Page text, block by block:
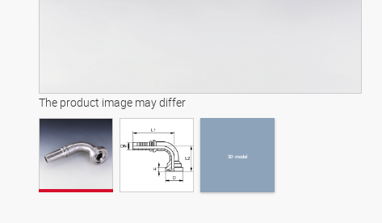
The product image may differ
3D model